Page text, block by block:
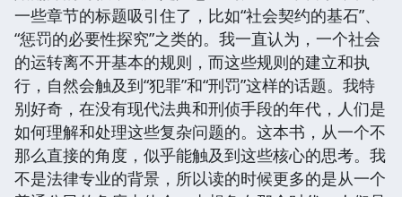
一些章节的标题吸引住了，比如“社会契约的基石”、
“惩罚的必要性探究”之类的。我一直认为，一个社会
的运转离不开基本的规则，而这些规则的建立和执
行，自然会触及到“犯罪”和“刑罚”这样的话题。我特
别好奇，在没有现代法典和刑侦手段的年代，人们是
如何理解和处理这些复杂问题的。这本书，从一个不
那么直接的角度，似乎能触及到这些核心的思考。我
不是法律专业的背景，所以读的时候更多的是从一个